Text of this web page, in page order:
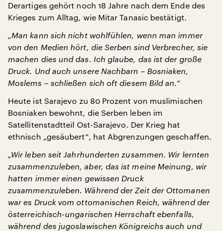
Derartiges gehört noch 18 Jahre nach dem Ende des
Krieges zum Alltag, wie Mitar Tanasic bestätigt.
„Man kann sich nicht wohlfühlen, wenn man immer
von den Medien hört, die Serben sind Verbrecher, sie
machen dies und das. Ich glaube, das ist der große
Druck. Und auch unsere Nachbarn – Bosniaken,
Moslems – schließen sich oft diesem Bild an.“
Heute ist Sarajevo zu 80 Prozent von muslimischen
Bosniaken bewohnt, die Serben leben im
Satellitenstadtteil Ost-Sarajevo. Der Krieg hat
ethnisch „gesäubert“, hat Abgrenzungen geschaffen.
„Wir leben seit Jahrhunderten zusammen. Wir lernten
zusammenzuleben, aber, das ist meine Meinung, wir
hatten immer einen gewissen Druck
zusammenzuleben. Während der Zeit der Ottomanen
war es Druck vom ottomanischen Reich, während der
österreichisch-ungarischen Herrschaft ebenfalls,
während des jugoslawischen Königreichs auch und